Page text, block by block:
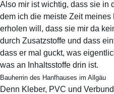
Also mir ist wichtig, dass sie in
dem ich die meiste Zeit
erholen will, dass sie mir da
durch Zusatzstoffe und dass
dass er mal guckt, was
was an Inhaltsstoffe drin ist.
Bauherrin des Hanfhauses im Allgäu
Denn Kleber, PVC und